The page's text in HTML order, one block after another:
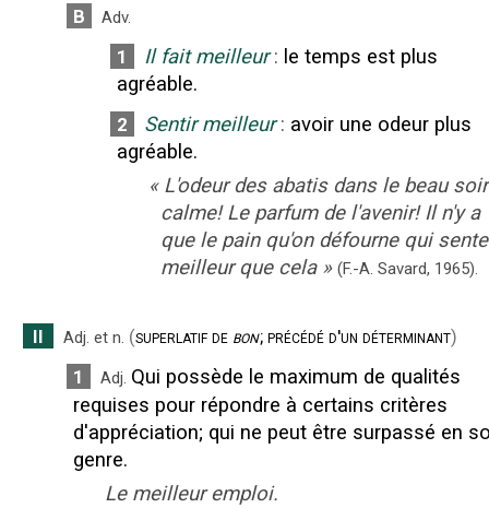
B Adv.
1 Il fait meilleur : le temps est plus
agréable.
2 Sentir meilleur : avoir une odeur plus
agréable.
« L'odeur des abatis dans le beau soir
calme! Le parfum de l'avenir! Il n'y a
que le pain qu'on défourne qui sente
meilleur que cela » (F.-A. Savard, 1965).
II Adj. et n. (superlatif de bon; précédé d'un déterminant)
1
Adj. Qui possède le maximum de qualités
requises pour répondre à certains critères
d'appréciation; qui ne peut être surpassé en
genre.
Le meilleur emploi.